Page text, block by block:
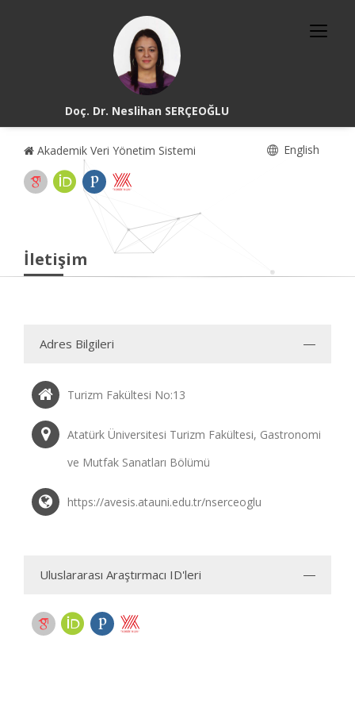
Doç. Dr. Neslihan SERÇEOĞLU
Akademik Veri Yönetim Sistemi English
İletişim
Adres Bilgileri
Turizm Fakültesi No:13
Atatürk Üniversitesi Turizm Fakültesi, Gastronomi
ve Mutfak Sanatları Bölümü
https://avesis.atauni.edu.tr/nserceoglu
Uluslararası Araştırmacı ID'leri